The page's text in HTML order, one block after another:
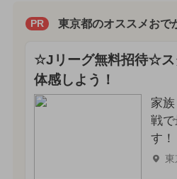
PR 東京都のオススメおで
☆Jリーグ無料招待☆ス
体感しよう！
家
戦
す！
東